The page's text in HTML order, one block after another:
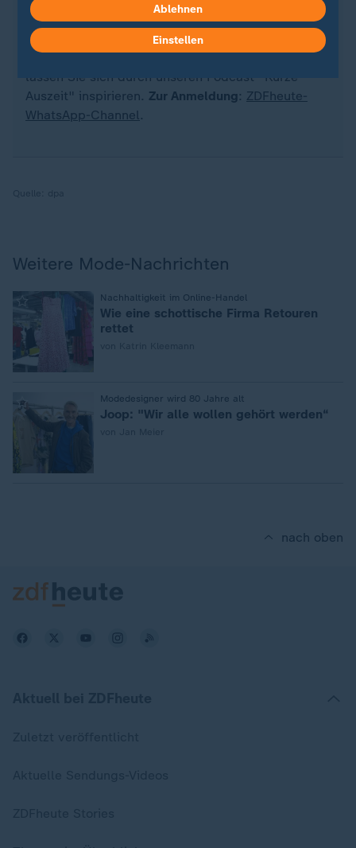
Sie beim ZDFheute-WhatsApp-Channel richtig. Hier
erhalten Sie
die wichtigsten Nachrichten auf Ihr
Smartphone. Nehmen Sie teil an Umfragen oder
lassen Sie sich durch unseren Podcast "Kurze
Auszeit" inspirieren. Zur Anmeldung : ZDFheute-
WhatsApp-Channel.
Weitere Mode-Nachrichten
Nachhaltigkeit im Online-Handel
:
Wie eine schottische Firma Retouren
rettet
Modedesigner wird 80 Jahre alt
Joop: "Wir alle wollen gehört werden“
nach oben
Ablehnen
Einstellen